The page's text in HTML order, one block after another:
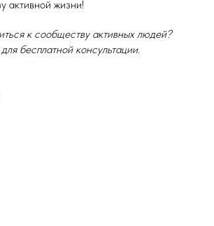
активной жизни!
к сообществу активных людей?
бесплатной консультации.